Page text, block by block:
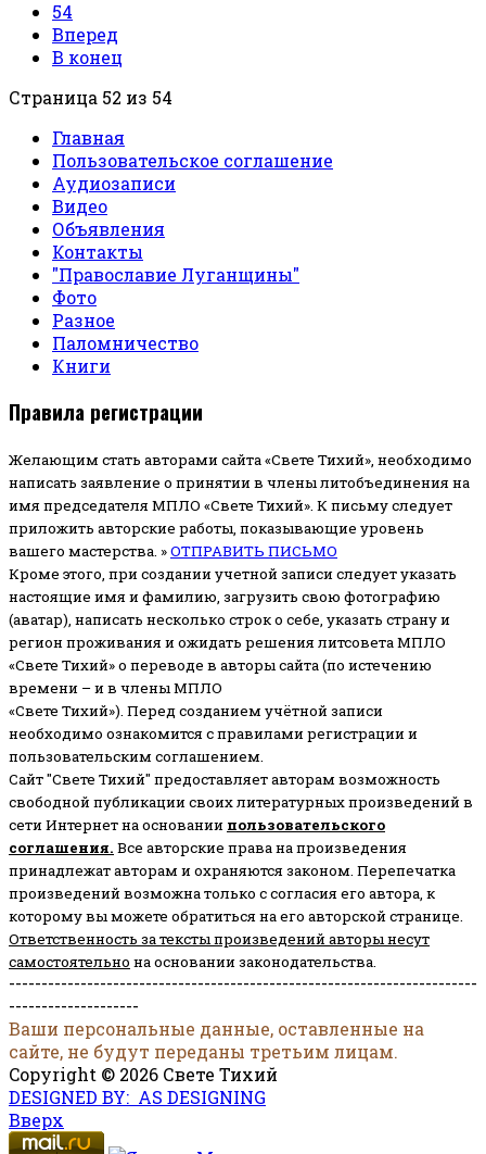
54
Вперед
В конец
Страница 52 из 54
Главная
Пользовательское соглашение
Аудиозаписи
Видео
Объявления
Контакты
"Православие Луганщины"
Фото
Разное
Паломничество
Книги
Правила регистрации
Желающим стать авторами сайта «Свете Тихий», необходимо
написать заявление о принятии в члены литобъединения на
имя председателя МПЛО «Свете Тихий». К письму следует
приложить авторские работы, показывающие уровень
вашего мастерства. »ОТПРАВИТЬ ПИСЬМО
Кроме этого, при создании учетной записи следует указать
настоящие имя и фамилию, загрузить свою фотографию
(аватар), написать несколько строк о себе, указать страну и
регион проживания и ожидать решения литсовета МПЛО
«Свете Тихий» о переводе в авторы сайта (по истечению
времени – и в члены МПЛО
«Свете Тихий»). Перед созданием учётной записи
необходимо ознакомится с правилами регистрации и
пользовательским соглашением.
Сайт "Свете Тихий" предоставляет авторам возможность
свободной публикации своих литературных произведений в
сети Интернет на основании пользовательского
соглашения. Все авторские права на произведения
принадлежат авторам и охраняются законом. Перепечатка
произведений возможна только с согласия его автора, к
которому вы можете обратиться на его авторской странице.
Ответственность за тексты произведений авторы несут
самостоятельно на основании законодательства.
------------------------------------------------------------------------
--------------------
Ваши персональные данные, оставленные на
сайте, не будут переданы третьим лицам.
Copyright © 2026 Свете Тихий
DESIGNED BY: AS DESIGNING
Вверх